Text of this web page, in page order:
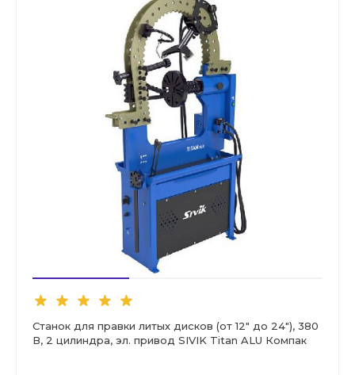
Станок для правки литых дисков (от 12" до 24"), 380
В, 2 цилиндра, эл. привод SIVIK Titan ALU Компак